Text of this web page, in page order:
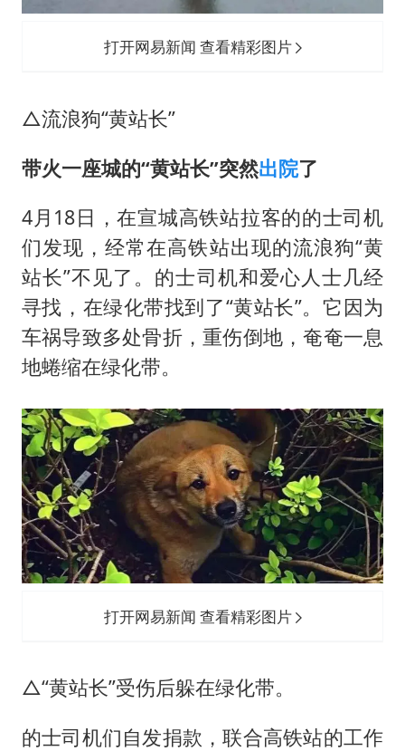
打开网易新闻 查看精彩图片
△流浪狗“黄站长”
带火一座城的“黄站长”突然出院了
4月18日，在宣城高铁站拉客的的士司机
们发现，经常在高铁站出现的流浪狗“黄
站长”不见了。的士司机和爱心人士几经
寻找，在绿化带找到了“黄站长”。它因为
车祸导致多处骨折，重伤倒地，奄奄一息
地蜷缩在绿化带。
打开网易新闻 查看精彩图片
△“黄站长”受伤后躲在绿化带。
的士司机们自发捐款，联合高铁站的工作